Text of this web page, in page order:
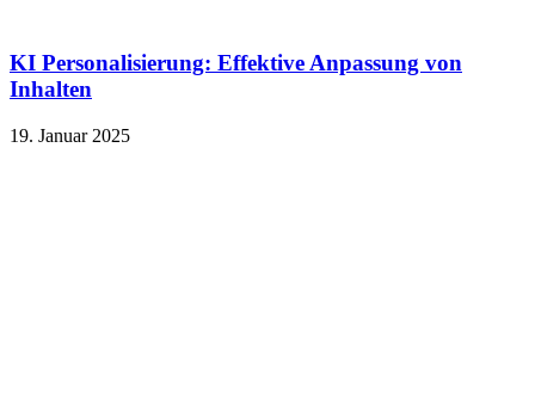
KI Personalisierung: Effektive Anpassung von
Inhalten
19. Januar 2025